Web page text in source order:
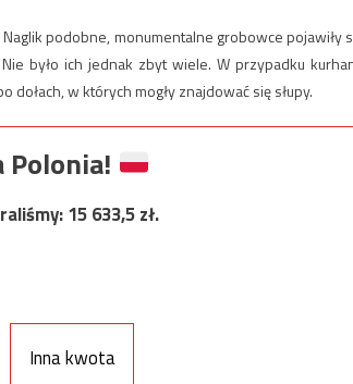
podobne, monumentalne grobowce pojawiły
było ich jednak zbyt wiele. W przypadku
w których mogły znajdować się słupy.
Polonia!
15 633,5zł.
Inna kwota